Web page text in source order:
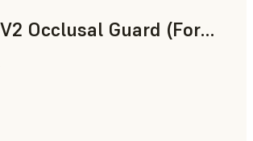
LT Clear V2 Occlusal Guard (Form 4)